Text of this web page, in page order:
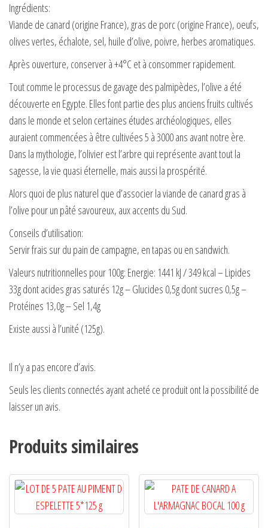
g
Ingrédients:
Viande de canard (origine France), gras de porc (origine France), oeufs,
olives vertes, échalote, sel, huile d’olive, poivre, herbes aromatiques.
Après ouverture, conserver à +4°C et à consommer rapidement.
Tout comme le processus de gavage des palmipèdes, l’olive a été
découverte en Egypte. Elles font partie des plus anciens fruits cultivés
dans le monde et selon certaines études archéologiques, elles
auraient commencées à être cultivées 5 à 3000 ans avant notre ère.
Dans la mythologie, l’olivier est l’arbre qui représente avant tout la
sagesse, la vie quasi éternelle, mais aussi la prospérité.
Alors quoi de plus naturel que d’associer la viande de canard gras à
l’olive pour un pâté savoureux, aux accents du Sud.
Conseils d’utilisation:
Servir frais sur du pain de campagne, en tapas ou en sandwich.
Valeurs nutritionnelles pour 100g: Energie: 1441 kJ / 349 kcal – Lipides
33g dont acides gras saturés 12g – Glucides 0,5g dont sucres 0,5g –
Protéines 13,0g – Sel 1,4g
Existe aussi à l’unité (125g).
Il n’y a pas encore d’avis.
Seuls les clients connectés ayant acheté ce produit ont la possibilité de
laisser un avis.
Produits similaires